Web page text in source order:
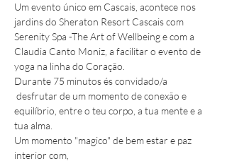
Um evento único em Cascais, acontece nos
jardins do Sheraton Resort Cascais com
Serenity Spa -The Art of Wellbeing e com a
Claudia Canto Moniz, a facilitar o evento de
yoga na linha do Coração.
Durante 75 minutos és convidado/a
desfrutar de um momento de conexão e
equilíbrio, entre o teu corpo, a tua mente e a
tua alma.
Um momento "magico" de bem estar e paz
interior com,